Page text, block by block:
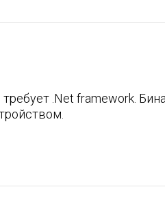
требует .Net framework.